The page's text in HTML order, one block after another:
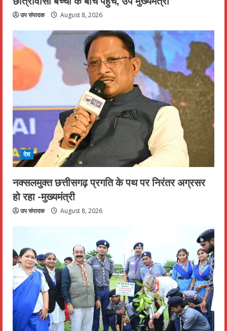
उप संपादक August 8, 2026
देश
नक्सलमुक्त छत्तीसगढ़ प्रगति के पथ पर निरंतर अग्रसर
हो रहा -मुख्यमंत्री
उप संपादक August 8, 2026